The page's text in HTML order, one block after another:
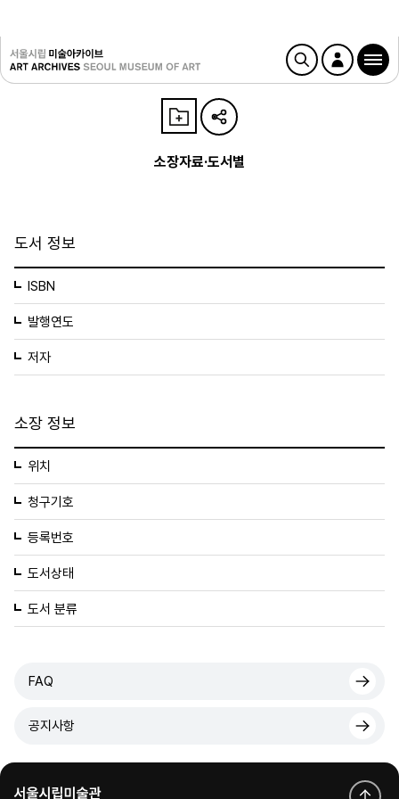
소장자료·도서별
도서 정보
ISBN
발행연도
저자
소장 정보
위치
청구기호
등록번호
도서상태
도서 분류
FAQ
공지사항